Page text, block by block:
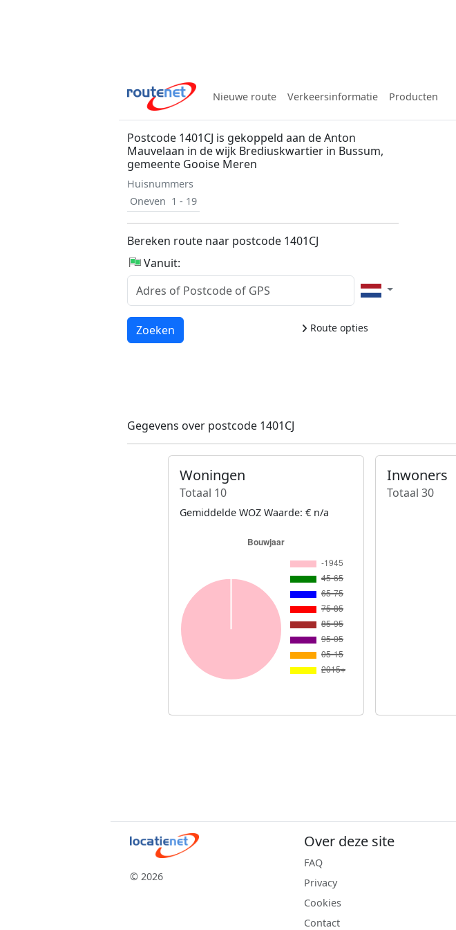
Nieuwe route Verkeersinformatie Producten
Postcode 1401CJ is gekoppeld aan de Anton
Mauvelaan in de wijk Brediuskwartier in Bussum,
gemeente Gooise Meren
Huisnummers
Oneven 1 - 19
Bereken route naar postcode 1401CJ
Vanuit:
Route opties
Laden...
Zoeken
Gegevens over postcode 1401CJ
Woningen
Totaal 10
Gemiddelde WOZ Waarde: € n/a
Inwoners
Totaal 30
© 2026
Over deze site
FAQ
Privacy
Cookies
Contact